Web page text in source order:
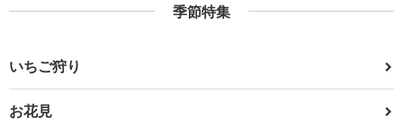
季節特集
いちご狩り
お花見